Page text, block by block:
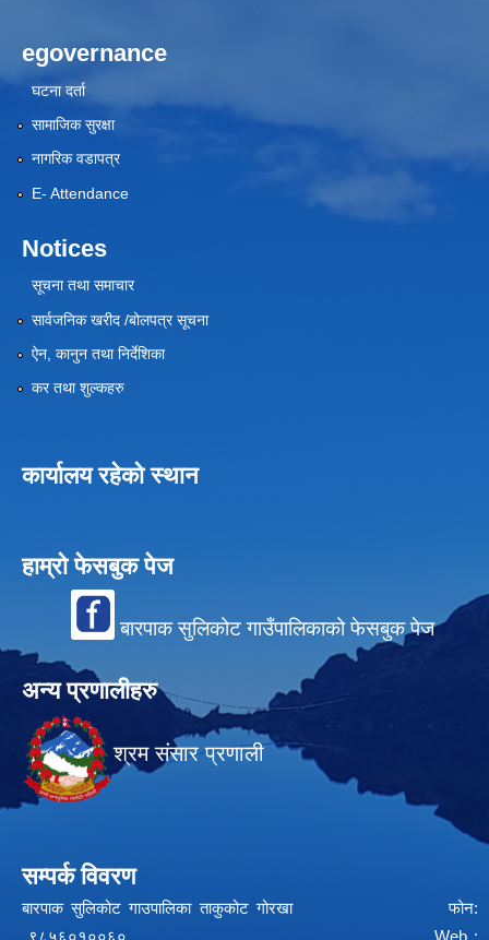
egovernance
घटना दर्ता
सामाजिक सुरक्षा
नागरिक वडापत्र
E- Attendance
Notices
सूचना तथा समाचार
सार्वजनिक खरीद /बोलपत्र सूचना
ऐन, कानुन तथा निर्देशिका
कर तथा शुल्कहरु
कार्यालय रहेको स्थान
हाम्रो फेसबुक पेज
बारपाक सुलिकोट गाउँपालिकाको फेसबुक पेज
अन्य प्रणालीहरु
श्रम संसार प्रणाली
सम्पर्क विवरण
बारपाक सुलिकोट गाउपालिका ताकुकोट गोरखा फोन: